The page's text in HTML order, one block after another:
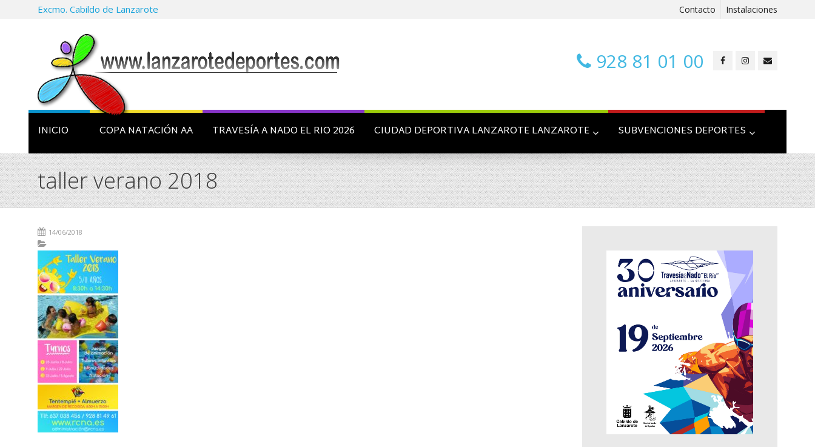
Excmo. Cabildo de Lanzarote Contacto Instalaciones
928 81 01 00
INICIO COPA NATACIÓN AA TRAVESÍA A NADO EL RIO 2026 CIUDAD DEPORTIVA LANZAROTE LANZAROTE SUBVENCIONES DEPORTES
taller verano 2018
14/06/2018